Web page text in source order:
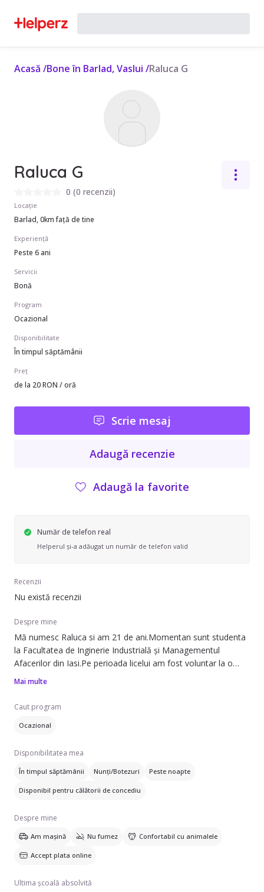
Acasă /Bone în Barlad, Vaslui /Raluca G
Raluca G
0 (0 recenzii)
Locație
Barlad, 0km față de tine
Experiență
Peste 6 ani
Servicii
Bonă
Program
Ocazional
Disponibilitate
În timpul săptămânii
Preț
de la 20 RON / oră
Scrie mesaj
Adaugă recenzie
Adaugă la favorite
Număr de telefon real
Helperul și-a adăugat un număr de telefon valid
Recenzii
Nu există recenzii
Despre mine
Mă numesc Raluca si am 21 de ani.Momentan sunt studenta
la Facultatea de Inginerie Industrială și Managementul
Afacerilor din Iasi.Pe perioada licelui am fost voluntar la o
asociație, unde ajutam copiii la afterschool.Am facut si un
Mai multe
Caut program
Ocazional
Disponibilitatea mea
În timpul săptămânii Nunți/Botezuri Peste noapte
Disponibil pentru călătorii de concediu
Despre mine
Am mașină Nu fumez Confortabil cu animalele
Accept plata online
Ultima școală absolvită